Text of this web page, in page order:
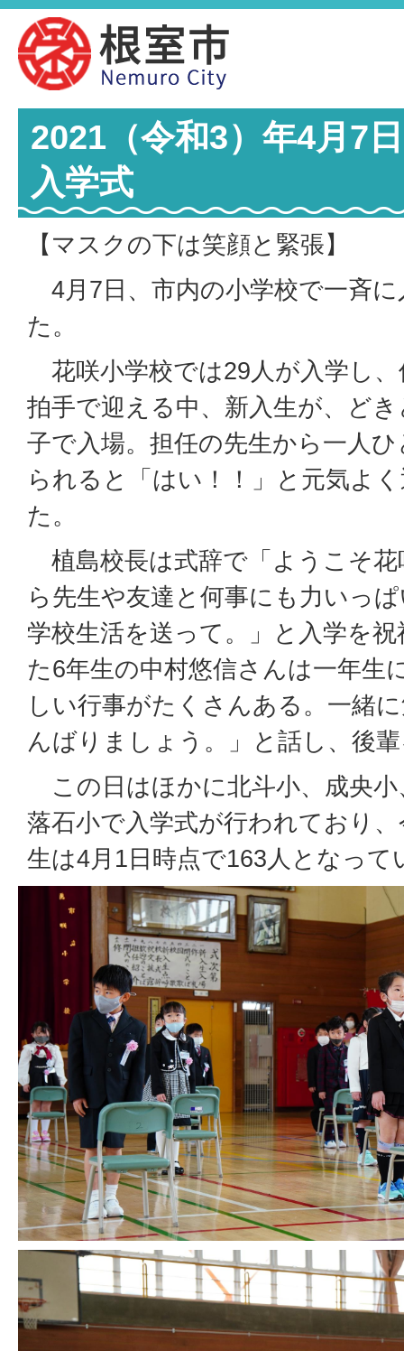
2021（令和3）年4月7
入学式
【マスクの下は笑顔と緊張】
4月7日、市内の小学校で一斉
た。
花咲小学校では29人が入学し
拍手で迎える中、新入生が、ど
子で入場。担任の先生から一人
られると「はい！！」と元気よ
た。
植島校長は式辞で「ようこそ花
ら先生や友達と何事にも力いっ
学校生活を送って。」と入学を
た6年生の中村悠信さんは一年生
しい行事がたくさんある。一緒
んばりましょう。」と話し、後
この日はほかに北斗小、成央小
落石小で入学式が行われており
生は4月1日時点で163人となって